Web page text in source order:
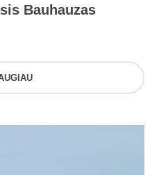
Bauhauzas